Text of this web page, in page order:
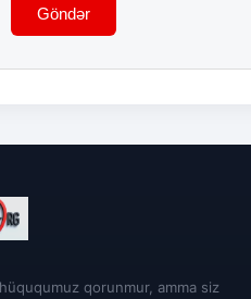
Göndər
qorunmur, amma siz